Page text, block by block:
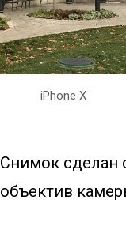
iPhone X
Снимок сделан
объектив